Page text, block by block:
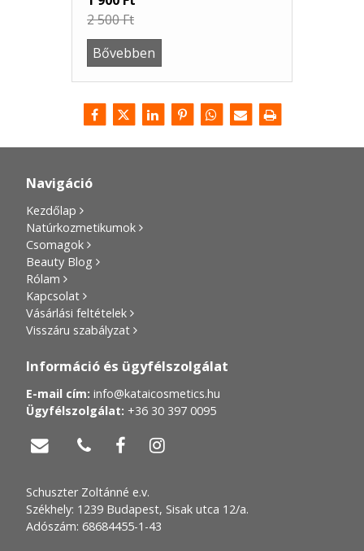
2 500 Ft
Bővebben
Navigáció
Kezdőlap
Natúrkozmetikumok
Csomagok
Beauty Blog
Rólam
Kapcsolat
Vásárlási feltételek
Visszáru szabályzat
Információ és ügyfélszolgálat
E-mail cím: info@kataicosmetics.hu
Ügyfélszolgálat: +36 30 397 0095
   
Schuszter Zoltánné e.v.
Székhely: 1239 Budapest, Sisak utca 12/a.
Adószám: 68684455-1-43